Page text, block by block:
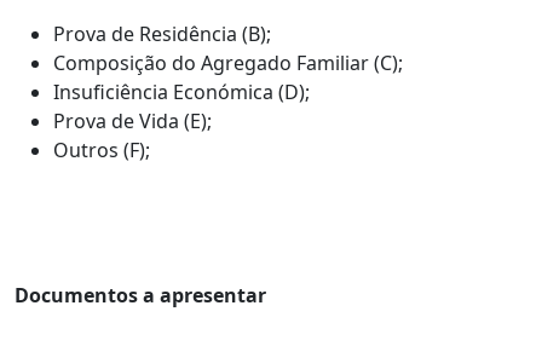
Prova de Residência (B);
Composição do Agregado Familiar (C);
Insuficiência Económica (D);
Prova de Vida (E);
Outros (F);
Documentos a apresentar